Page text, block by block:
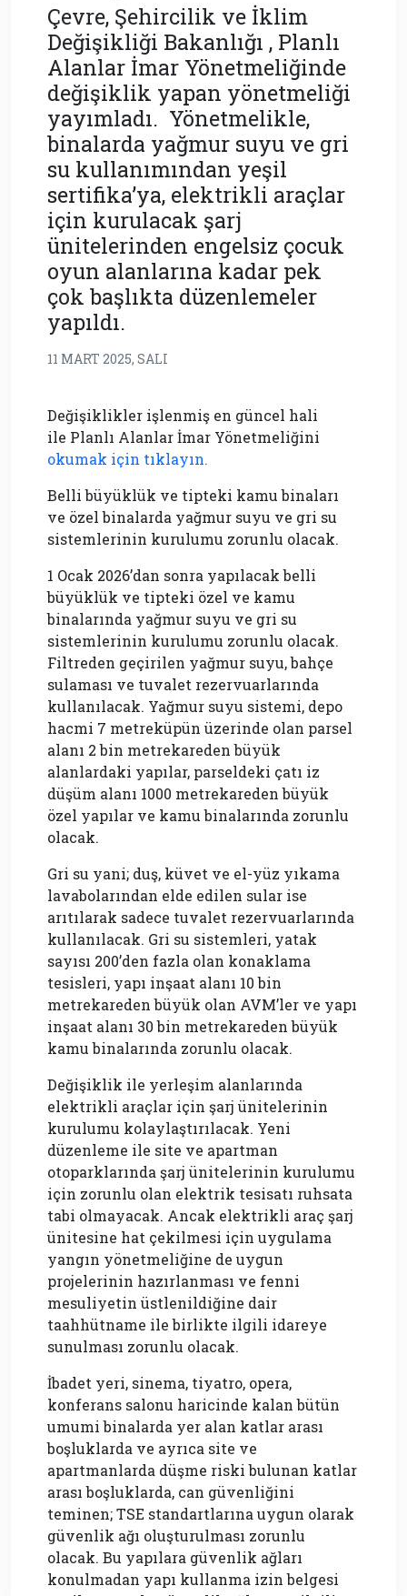
Çevre, Şehircilik ve İklim
Değişikliği Bakanlığı , Planlı
Alanlar İmar Yönetmeliğinde
değişiklik yapan yönetmeliği
yayımladı. Yönetmelikle,
binalarda yağmur suyu ve gri
su kullanımından yeşil
sertifika’ya, elektrikli araçlar
için kurulacak şarj
ünitelerinden engelsiz çocuk
oyun alanlarına kadar pek
çok başlıkta düzenlemeler
yapıldı.
11 MART 2025, SALI
Değişiklikler işlenmiş en güncel hali
ile Planlı Alanlar İmar Yönetmeliğini
okumak için tıklayın.
Belli büyüklük ve tipteki kamu binaları
ve özel binalarda yağmur suyu ve gri su
sistemlerinin kurulumu zorunlu olacak.
1 Ocak 2026’dan sonra yapılacak belli
büyüklük ve tipteki özel ve kamu
binalarında yağmur suyu ve gri su
sistemlerinin kurulumu zorunlu olacak.
Filtreden geçirilen yağmur suyu, bahçe
sulaması ve tuvalet rezervuarlarında
kullanılacak. Yağmur suyu sistemi, depo
hacmi 7 metreküpün üzerinde olan parsel
alanı 2 bin metrekareden büyük
alanlardaki yapılar, parseldeki çatı iz
düşüm alanı 1000 metrekareden büyük
özel yapılar ve kamu binalarında zorunlu
olacak.
Gri su yani; duş, küvet ve el-yüz yıkama
lavabolarından elde edilen sular ise
arıtılarak sadece tuvalet rezervuarlarında
kullanılacak. Gri su sistemleri, yatak
sayısı 200’den fazla olan konaklama
tesisleri, yapı inşaat alanı 10 bin
metrekareden büyük olan AVM’ler ve yapı
inşaat alanı 30 bin metrekareden büyük
kamu binalarında zorunlu olacak.
Değişiklik ile yerleşim alanlarında
elektrikli araçlar için şarj ünitelerinin
kurulumu kolaylaştırılacak. Yeni
düzenleme ile site ve apartman
otoparklarında şarj ünitelerinin kurulumu
için zorunlu olan elektrik tesisatı ruhsata
tabi olmayacak. Ancak elektrikli araç şarj
ünitesine hat çekilmesi için uygulama
yangın yönetmeliğine de uygun
projelerinin hazırlanması ve fenni
mesuliyetin üstlenildiğine dair
taahhütname ile birlikte ilgili idareye
sunulması zorunlu olacak.
İbadet yeri, sinema, tiyatro, opera,
konferans salonu haricinde kalan bütün
umumi binalarda yer alan katlar arası
boşluklarda ve ayrıca site ve
apartmanlarda düşme riski bulunan katlar
arası boşluklarda, can güvenliğini
teminen; TSE standartlarına uygun olarak
güvenlik ağı oluşturulması zorunlu
olacak. Bu yapılara güvenlik ağları
konulmadan yapı kullanma izin belgesi